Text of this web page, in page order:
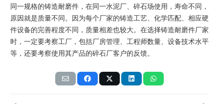
同一规格的铸造耐磨件，在同一水泥厂、碎石场使用，寿命不同，
原因就是质量不同。因为每个厂家的铸造工艺、化学匹配、相应硬
件设备的完善程度不同，质量相差也较大。在选择铸造耐磨件厂家
时，一定要考察工厂，包括厂房管理、工程师数量、设备技术水平
等，还要考察使用其产品的碎石厂客户的反馈。